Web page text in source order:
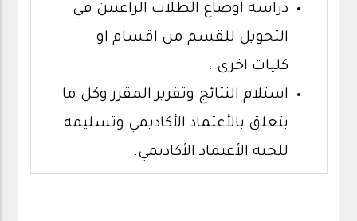
دراسة اوضاع الطلاب الراغبين في
التحويل للقسم من اقسام او
كليات اخرى .
استلام النتائج وتقرير المقرر وكل ما
يتعلق بالأعتماد الأكاديمي وتسليمه
للجنة الأعتماد الأكاديمي.